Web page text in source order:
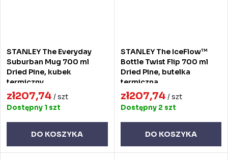
STANLEY The Everyday
Suburban Mug 700 ml
Dried Pine, kubek
termiczny
zł207,74 / szt
Dostępny 1 szt
DO KOSZYKA
STANLEY The IceFlow™
Bottle Twist Flip 700 ml
Dried Pine, butelka
termiczna
zł207,74 / szt
Dostępny 2 szt
DO KOSZYKA